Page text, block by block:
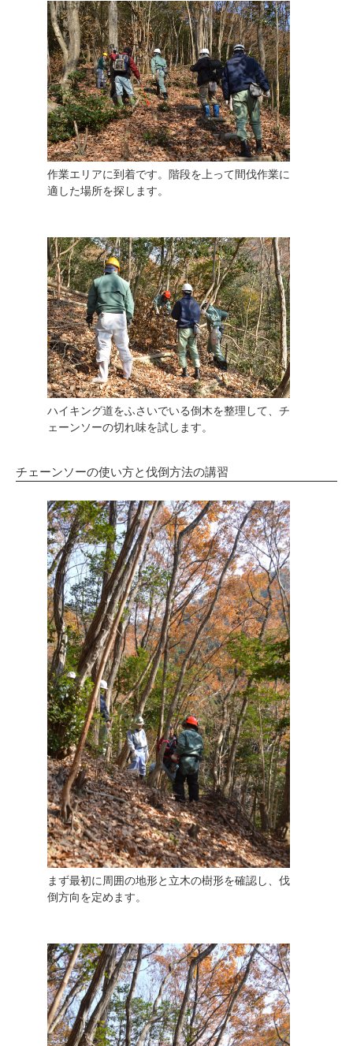
作業エリアに到着です。階段を上って間伐作業に
適した場所を探します。
ハイキング道をふさいでいる倒木を整理して、チ
ェーンソーの切れ味を試します。
チェーンソーの使い方と伐倒方法の講習
まず最初に周囲の地形と立木の樹形を確認し、伐
倒方向を定めます。